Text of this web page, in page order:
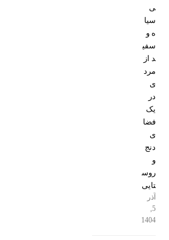
ی
سیا
ه و
سفی
د از
مرد
ی
در
یک
فضا
ی
دنج
و
روس
تایی
آذر
5,
1404